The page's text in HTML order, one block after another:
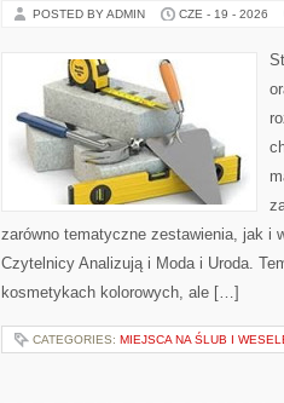
POSTED BY ADMIN CZE - 19 - 2026
zarówno tematyczne zestawienia, jak i
Czytelnicy Analizują i Moda i Uroda.
kosmetykach kolorowych, ale […]
CATEGORIES: MIEJSCA NA ŚLUB I